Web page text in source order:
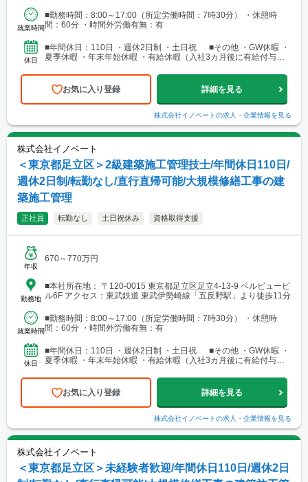
就業時間
■勤務時間：8:00～17:00（所定労働時間：7時30分） ・休憩時
間：60分 ・時間外労働有無：有
休日
■年間休日：110日 ・週休2日制 ・土日祝 ■その他 ・GW休暇 ・
夏季休暇 ・年末年始休暇 ・有給休暇（入社3カ月後に有給付与あ
お気に入り登録 詳細を見る
株式会社イノベートの求人・企業情報を見る
株式会社イノベート
＜東京都足立区＞2級建築施工管理技士/年間休日110日/
週休2日制/転勤なし/直行直帰可能/大規模修繕工事の建
築施工管理
正社員 転勤なし 土日祝休み 資格取得支援
年収
670～770万円
勤務地
■本社所在地： 〒120-0015 東京都足立区足立4-13-9 ベルビュービ
ル6F アクセス：東武鉄道 東武伊勢崎線「五反野駅」より徒歩11分
就業時間
■勤務時間：8:00～17:00（所定労働時間：7時30分） ・休憩時
間：60分 ・時間外労働有無：有
休日
■年間休日：110日 ・週休2日制 ・土日祝 ■その他 ・GW休暇 ・
夏季休暇 ・年末年始休暇 ・有給休暇（入社3カ月後に有給付与あ
お気に入り登録 詳細を見る
株式会社イノベートの求人・企業情報を見る
株式会社イノベート
＜東京都足立区＞未経験者歓迎/年間休日110日/週休2日